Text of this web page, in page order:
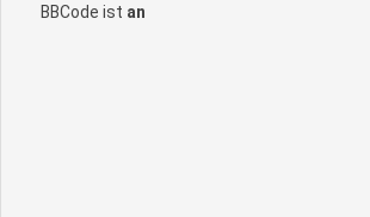
BBCode ist an